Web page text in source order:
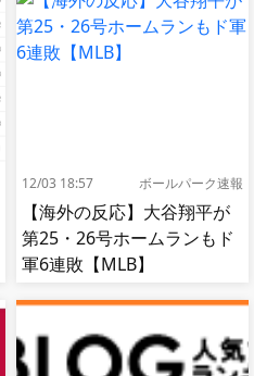
12/03 18:57 ボールパーク速報
【海外の反応】大谷翔平が
第25・26号ホームランもド
軍6連敗【MLB】